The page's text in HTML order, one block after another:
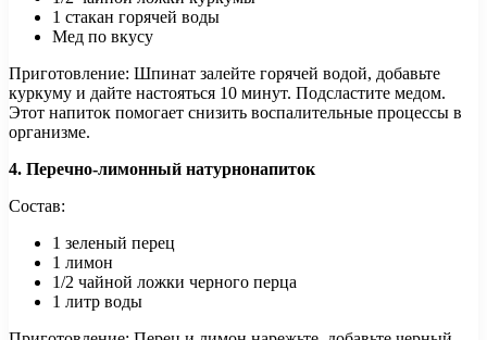
1 стакан горячей воды
Мед по вкусу
Приготовление: Шпинат залейте горячей водой, добавьте
куркуму и дайте настояться 10 минут. Подсластите медом.
Этот напиток помогает снизить воспалительные процессы в
организме.
4. Перечно-лимонный натурнонапиток
Состав:
1 зеленый перец
1 лимон
1/2 чайной ложки черного перца
1 литр воды